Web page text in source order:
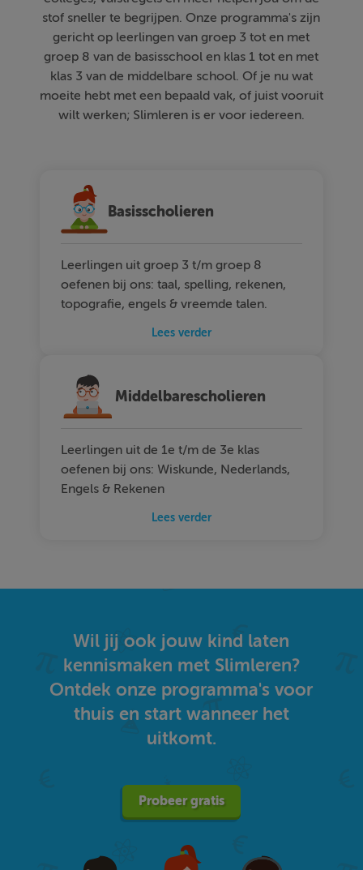
stof sneller te begrijpen. Onze programma's zijn
gericht op leerlingen van groep 3 tot en met
groep 8 van de basisschool en klas 1 tot en met
klas 3 van de middelbare school. Of je nu wat
moeite hebt met een bepaald vak, of juist vooruit
wilt werken; Slimleren is er voor iedereen.
Basisscholieren
Leerlingen uit groep 3 t/m groep 8
oefenen bij ons: taal, spelling, rekenen,
topografie, engels & vreemde talen.
Lees verder
Middelbarescholieren
Leerlingen uit de 1e t/m de 3e klas
oefenen bij ons: Wiskunde, Nederlands,
Engels & Rekenen
Lees verder
Wil jij ook jouw kind laten
kennismaken met Slimleren?
Ontdek onze programma's voor
thuis en start wanneer het
uitkomt.
Probeer gratis